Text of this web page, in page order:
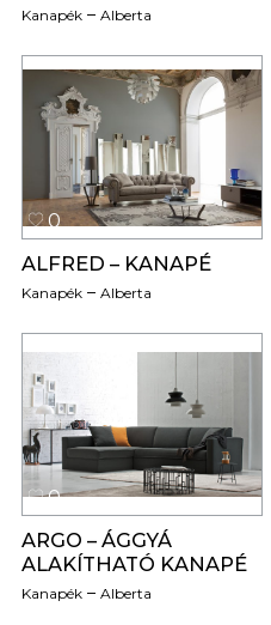
Kanapék Alberta
0
ALFRED – KANAPÉ
Kanapék Alberta
0
ARGO – ÁGGYÁ
ALAKÍTHATÓ KANAPÉ
Kanapék Alberta